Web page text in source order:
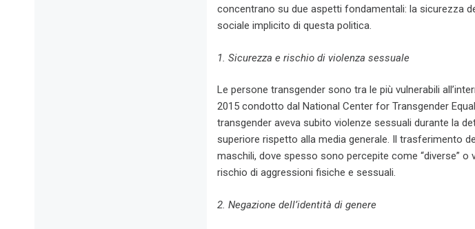
concentrano su due aspetti fondamentali: la sicurezza
sociale implicito di questa politica.
1. Sicurezza e rischio di violenza sessuale
Le persone transgender sono tra le più vulnerabili
2015 condotto dal National Center for Transgender
transgender aveva subito violenze sessuali durante la
superiore rispetto alla media generale. Il trasferimento
maschili, dove spesso sono percepite come “diverse” o
rischio di aggressioni fisiche e sessuali.
2. Negazione dell’identità di genere